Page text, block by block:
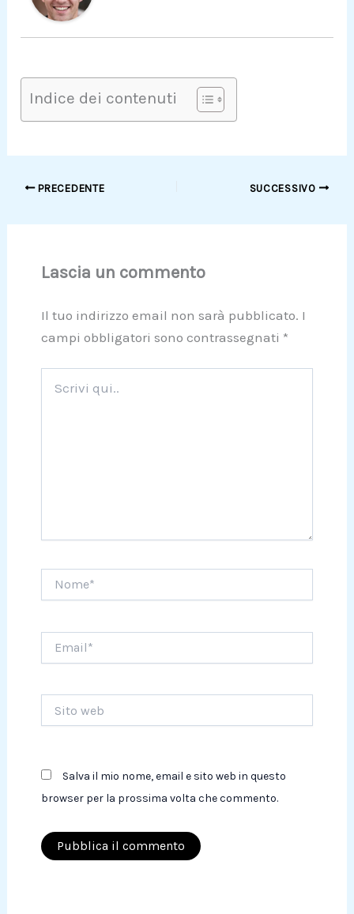
Indice dei contenuti
PRECEDENTE SUCCESSIVO
Lascia un commento
Il tuo indirizzo email non sarà pubblicato. I
campi obbligatori sono contrassegnati *
qui..
web
Salva il mio nome, email e sito web in questo
browser per la prossima volta che commento.